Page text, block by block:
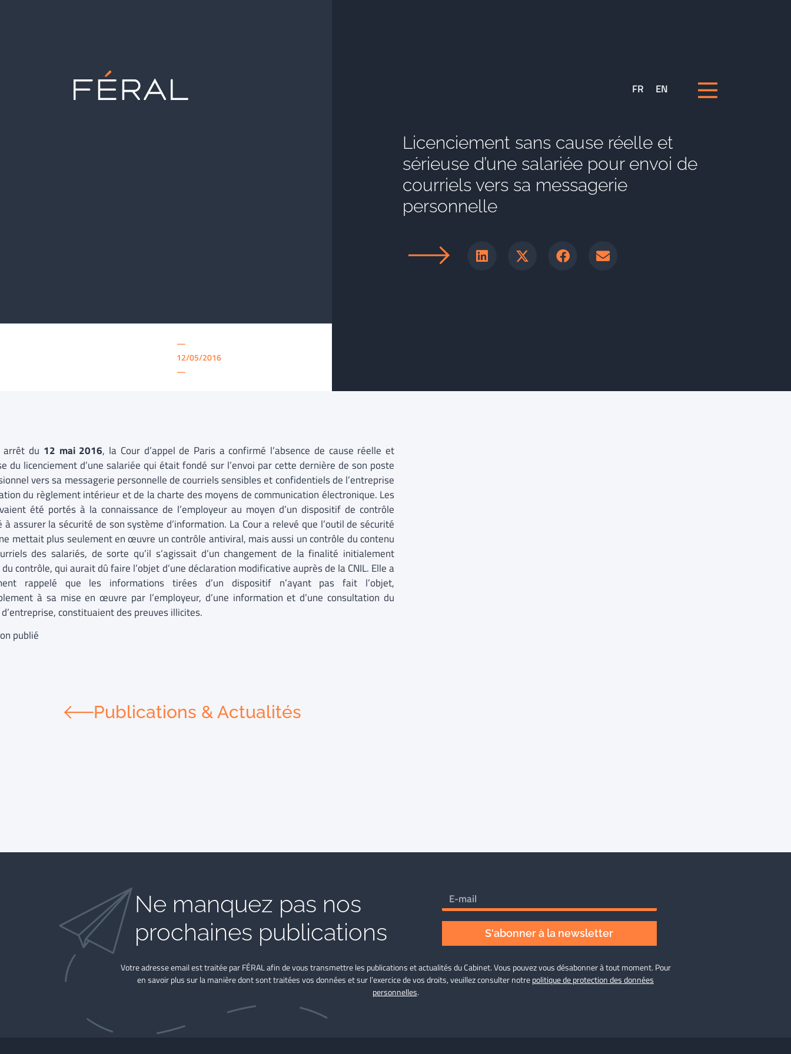
FR EN
—
12/05/2016
—
Licenciement sans cause réelle et
sérieuse d’une salariée pour envoi de
courriels vers sa messagerie
personnelle
arrêt du 12 mai 2016, la Cour d’appel de Paris a confirmé l’absence de cause réelle et
du licenciement d’une salariée qui était fondé sur l’envoi par cette dernière de son poste
vers sa messagerie personnelle de courriels sensibles et confidentiels de l’entreprise
du règlement intérieur et de la charte des moyens de communication électronique. Les
été portés à la connaissance de l’employeur au moyen d’un dispositif de contrôle
à assurer la sécurité de son système d’information. La Cour a relevé que l’outil de sécurité
mettait plus seulement en œuvre un contrôle antiviral, mais aussi un contrôle du contenu
des salariés, de sorte qu’il s’agissait d’un changement de la finalité initialement
contrôle, qui aurait dû faire l’objet d’une déclaration modificative auprès de la CNIL. Elle a
rappelé que les informations tirées d’un dispositif n’ayant pas fait l’objet,
à sa mise en œuvre par l’employeur, d’une information et d’une consultation du
constituaient des preuves illicites.
publié
Publications & Actualités
Ne manquez pas nos
prochaines publications
S'abonner à la newsletter
Votre adresse email est traitée par FÉRAL afin de vous transmettre les publications et actualités du Cabinet. Vous pouvez vous désabonner à tout moment. Pour
en savoir plus sur la manière dont sont traitées vos données et sur l’exercice de vos droits, veuillez consulter notrepolitique de protection des données
personnelles.